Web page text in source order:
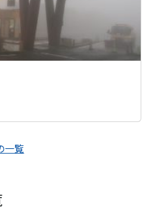
一覧